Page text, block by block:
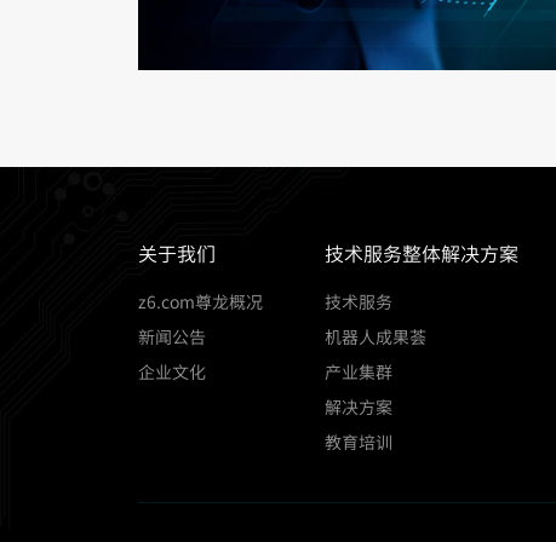
关于我们
z6.com尊龙概况
新闻公告
企业文化
技术服务整体解决方案
技术服务
机器人成果荟
产业集群
解决方案
教育培训